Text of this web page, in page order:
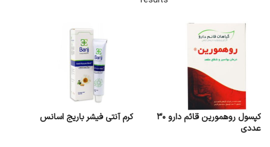
کپسول روهمورین قائم دارو ۳۰
عددی
کرم آنتی فیشر باریج اسانس